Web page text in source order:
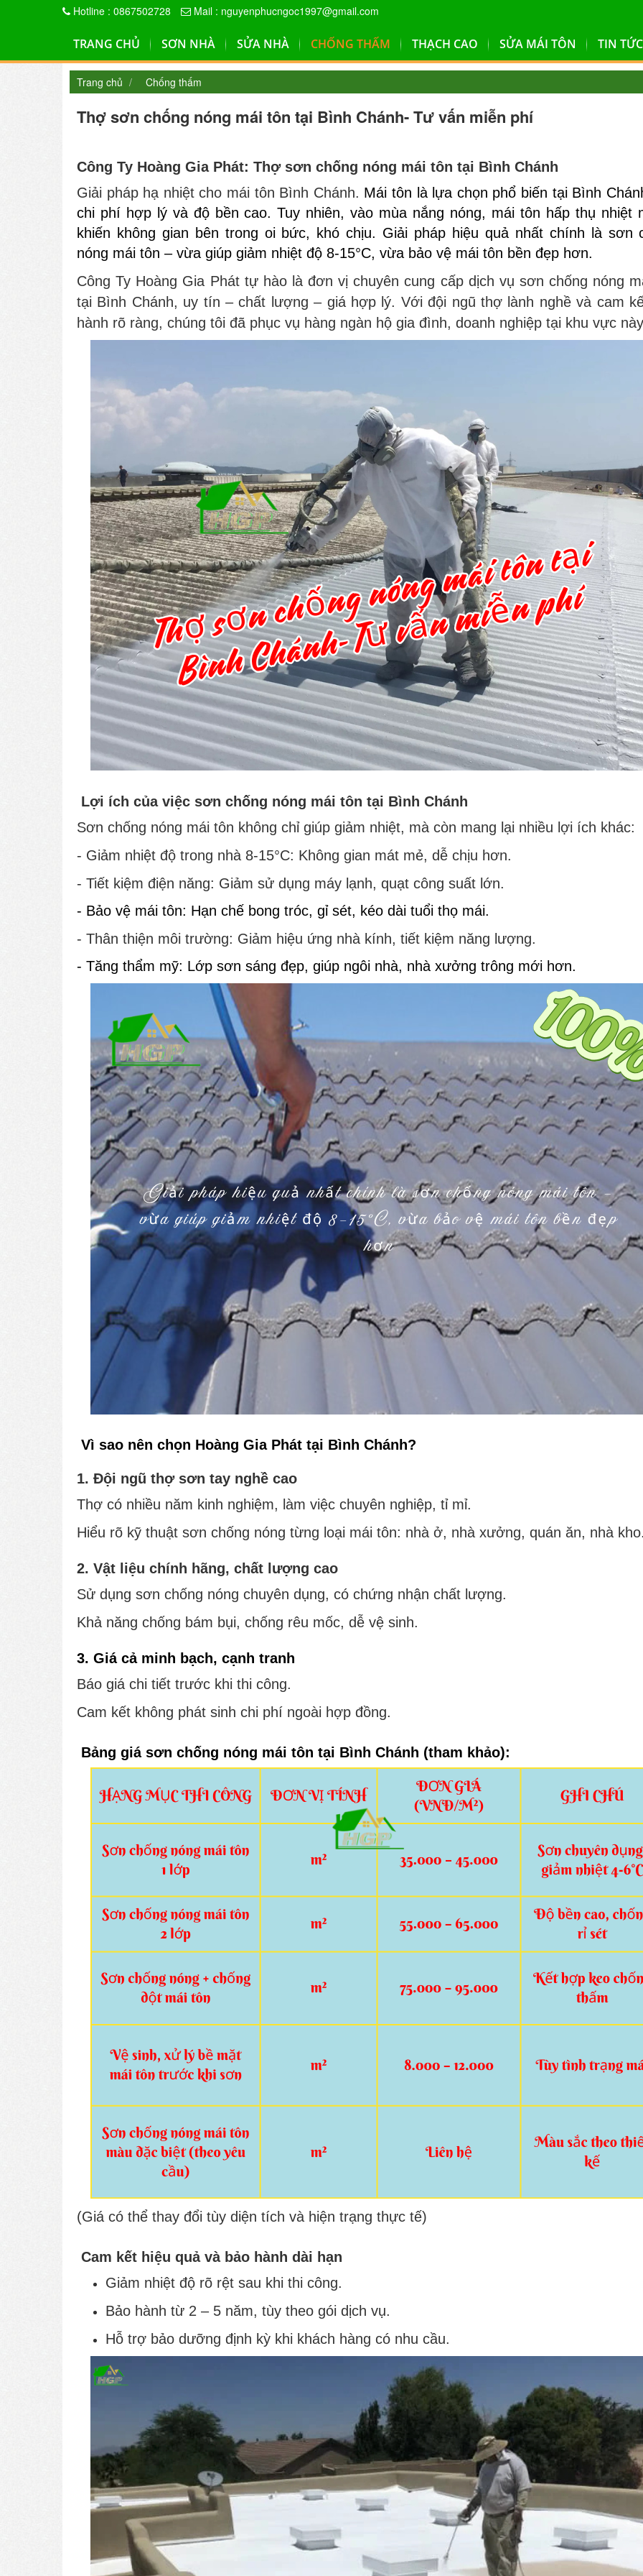
Hotline : 0867502728 Mail : nguyenphucngoc1997@gmail.com
TRANG CHỦ SƠN NHÀ SỬA NHÀ CHỐNG THẤM THẠCH CAO SỬA MÁI TÔN TIN TỨC
Trang chủ Chống thấm
Thợ sơn chống nóng mái tôn tại Bình Chánh- Tư vấn miễn phí
Công Ty Hoàng Gia Phát: Thợ sơn chống nóng mái tôn tại Bình Chánh
Giải pháp hạ nhiệt cho mái tôn Bình Chánh. Mái tôn là lựa chọn phổ biến tại Bình
chi phí hợp lý và độ bền cao. Tuy nhiên, vào mùa nắng nóng, mái tôn hấp thụ nhiệt
khiến không gian bên trong oi bức, khó chịu. Giải pháp hiệu quả nhất chính là sơn
nóng mái tôn – vừa giúp giảm nhiệt độ 8-15°C, vừa bảo vệ mái tôn bền đẹp hơn.
Công Ty Hoàng Gia Phát tự hào là đơn vị chuyên cung cấp dịch vụ sơn chống nóng
tại Bình Chánh, uy tín – chất lượng – giá hợp lý. Với đội ngũ thợ lành nghề và cam
hành rõ ràng, chúng tôi đã phục vụ hàng ngàn hộ gia đình, doanh nghiệp tại khu vực
Lợi ích của việc sơn chống nóng mái tôn tại Bình Chánh
Sơn chống nóng mái tôn không chỉ giúp giảm nhiệt, mà còn mang lại nhiều lợi ích khác:
- Giảm nhiệt độ trong nhà 8-15°C: Không gian mát mẻ, dễ chịu hơn.
- Tiết kiệm điện năng: Giảm sử dụng máy lạnh, quạt công suất lớn.
- Bảo vệ mái tôn: Hạn chế bong tróc, gỉ sét, kéo dài tuổi thọ mái.
- Thân thiện môi trường: Giảm hiệu ứng nhà kính, tiết kiệm năng lượng.
- Tăng thẩm mỹ: Lớp sơn sáng đẹp, giúp ngôi nhà, nhà xưởng trông mới hơn.
Vì sao nên chọn Hoàng Gia Phát tại Bình Chánh?
1. Đội ngũ thợ sơn tay nghề cao
Thợ có nhiều năm kinh nghiệm, làm việc chuyên nghiệp, tỉ mỉ.
Hiểu rõ kỹ thuật sơn chống nóng từng loại mái tôn: nhà ở, nhà xưởng, quán ăn, nhà
2. Vật liệu chính hãng, chất lượng cao
Sử dụng sơn chống nóng chuyên dụng, có chứng nhận chất lượng.
Khả năng chống bám bụi, chống rêu mốc, dễ vệ sinh.
3. Giá cả minh bạch, cạnh tranh
Báo giá chi tiết trước khi thi công.
Cam kết không phát sinh chi phí ngoài hợp đồng.
Bảng giá sơn chống nóng mái tôn tại Bình Chánh (tham khảo):
(Giá có thể thay đổi tùy diện tích và hiện trạng thực tế)
Cam kết hiệu quả và bảo hành dài hạn
Giảm nhiệt độ rõ rệt sau khi thi công.
Bảo hành từ 2 – 5 năm, tùy theo gói dịch vụ.
Hỗ trợ bảo dưỡng định kỳ khi khách hàng có nhu cầu.